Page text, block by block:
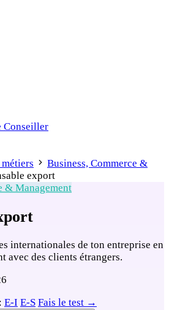
Conseiller
Business, Commerce &
export
& Management
internationales de ton entreprise en
avec des clients étrangers.
E-I E-S Fais le test →